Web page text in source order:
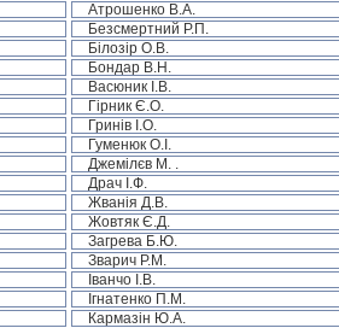
Атрошенко В.А.
Безсмертний Р.П.
Білозір О.В.
Бондар В.Н.
Васюник І.В.
Гірник Є.О.
Гринів І.О.
Гуменюк О.І.
Джемілєв М. .
Драч І.Ф.
Жванія Д.В.
Жовтяк Є.Д.
Загрева Б.Ю.
Зварич Р.М.
Іванчо І.В.
Ігнатенко П.М.
Кармазін Ю.А.